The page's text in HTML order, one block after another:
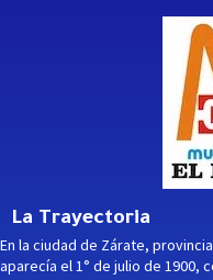
La Trayectoria
En la ciudad de Zárate,
aparecía el 1° de julio de 1900,